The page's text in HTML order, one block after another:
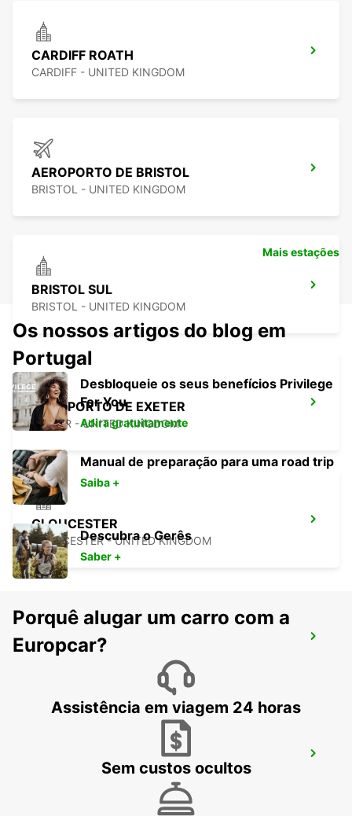
CARDIFF ROATH
CARDIFF - UNITED KINGDOM
AEROPORTO DE BRISTOL
BRISTOL - UNITED KINGDOM
BRISTOL SUL
BRISTOL - UNITED KINGDOM
AEROPORTO DE EXETER
EXETER - UNITED KINGDOM
GLOUCESTER
GLOUCESTER - UNITED KINGDOM
PLYMOUTH
PLYMOUTH - UNITED KINGDOM
SWINDON - UNITED KINGDOM
Mais estações
Os nossos artigos do blog em
Portugal
Desbloqueie os seus benefícios Privilege
For You
Adira gratuitamente
Manual de preparação para uma road trip
Saiba +
Descubra o Gerês
Saber +
Porquê alugar um carro com a
Europcar?
Assistência em viagem 24 horas
Sem custos ocultos